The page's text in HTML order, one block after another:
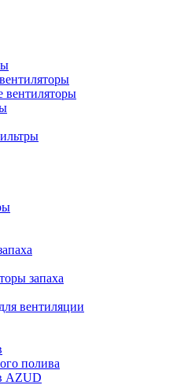
вентиляторы
запаха
вентиляции
полива
AZUD